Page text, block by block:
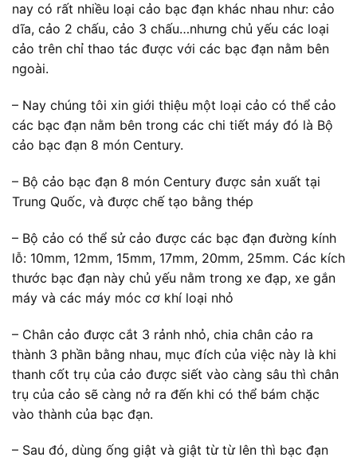
nay có rất nhiều loại cảo bạc đạn khác nhau như: cảo
dĩa, cảo 2 chấu, cảo 3 chấu…nhưng chủ yếu các loại
cảo trên chỉ thao tác được với các bạc đạn nằm bên
ngoài.
– Nay chúng tôi xin giới thiệu một loại cảo có thể cảo
các bạc đạn nằm bên trong các chi tiết máy đó là Bộ
cảo bạc đạn 8 món Century.
– Bộ cảo bạc đạn 8 món Century được sản xuất tại
Trung Quốc, và được chế tạo bằng thép
– Bộ cảo có thể sử cảo được các bạc đạn đường kính
lỗ: 10mm, 12mm, 15mm, 17mm, 20mm, 25mm. Các kích
thước bạc đạn này chủ yếu nằm trong xe đạp, xe gắn
máy và các máy móc cơ khí loại nhỏ
– Chân cảo được cắt 3 rảnh nhỏ, chia chân cảo ra
thành 3 phần bằng nhau, mục đích của việc này là khi
thanh cốt trụ của cảo được siết vào càng sâu thì chân
trụ của cảo sẽ càng nở ra đến khi có thể bám chặc
vào thành của bạc đạn.
– Sau đó, dùng ống giật và giật từ từ lên thì bạc đạn